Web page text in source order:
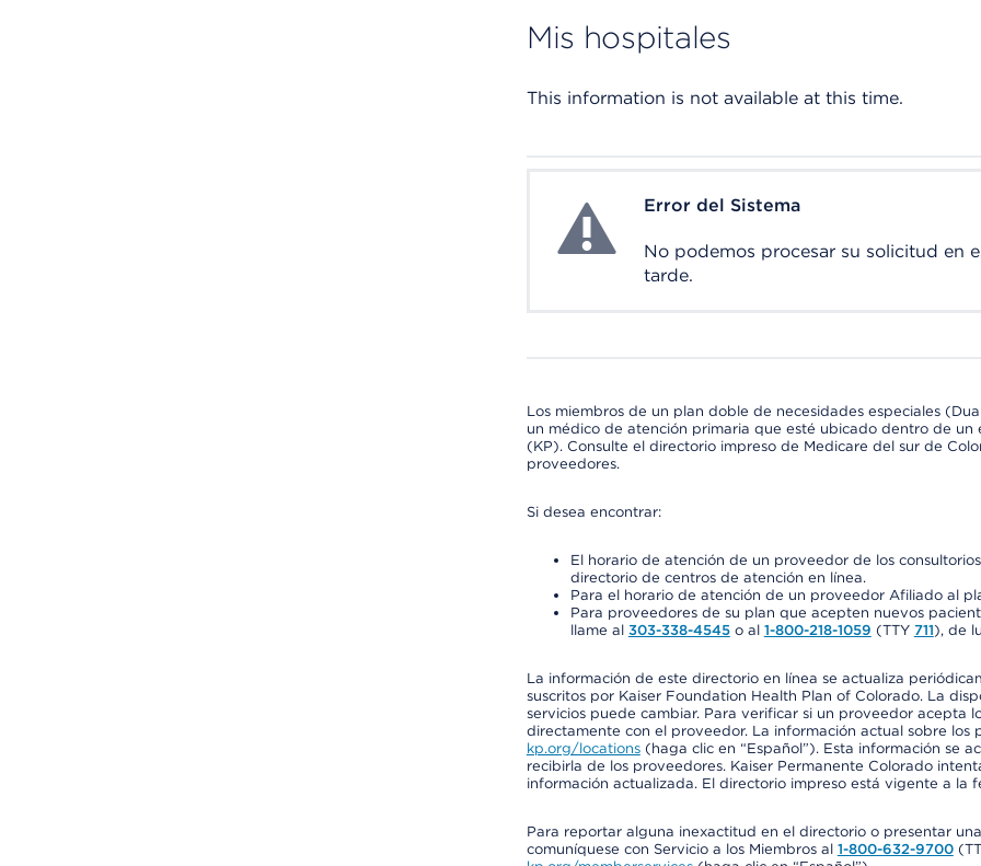
Mis hospitales
This information is not available at this time.
System ErrorError del Sistema
No podemos procesar su solicitud en
tarde.
Los miembros de un plan doble de necesidades especiales
un médico de atención primaria que esté ubicado dentro de un
(KP). Consulte el directorio impreso de Medicare del sur de
proveedores.
Si desea encontrar:
El horario de atención de un proveedor de los
directorio de centros de atención en línea.
Para el horario de atención de un proveedor Afiliado al
Para proveedores de su plan que acepten nuevos
llame al 303-338-4545o al 1-800-218-1059 (TTY 711), de
La información de este directorio en línea se actualiza
suscritos por Kaiser Foundation Health Plan of Colorado. La
servicios puede cambiar. Para verificar si un proveedor acepta
directamente con el proveedor. La información actual sobre los
kp.org/locations(haga clic en “Español”). Esta información se
recibirla de los proveedores. Kaiser Permanente Colorado
información actualizada. El directorio impreso está vigente a la
Para reportar alguna inexactitud en el directorio o presentar
comuníquese con Servicio a los Miembros al 1-800-632-9700